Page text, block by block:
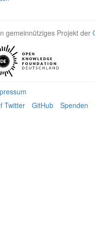
gemeinnütziges Projekt der
Twitter
GitHub Spenden